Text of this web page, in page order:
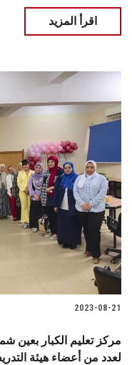
اقرأ المزيد
2023-08-21
مركز تعليم الكبار بعين
لعدد من أعضاء هيئة